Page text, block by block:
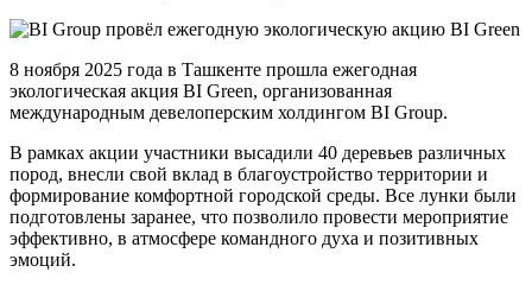
8 ноября 2025 года в Ташкенте прошла ежегодная
экологическая акция BI Green, организованная
международным девелоперским холдингом BI Group.
В рамках акции участники высадили 40 деревьев различных
пород, внесли свой вклад в благоустройство территории и
формирование комфортной городской среды. Все лунки были
подготовлены заранее, что позволило провести мероприятие
эффективно, в атмосфере командного духа и позитивных
эмоций.